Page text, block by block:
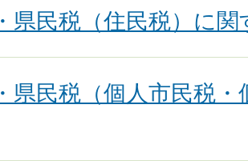
県民税（住民税）に関
県民税（個人市民税